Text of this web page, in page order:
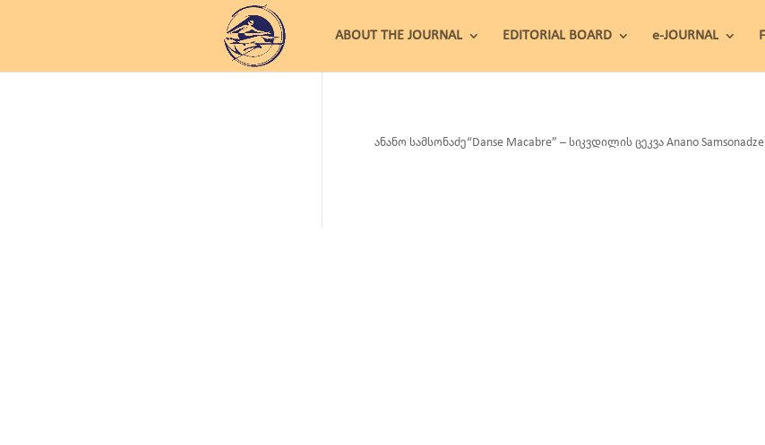
ABOUT THE JOURNAL EDITORIAL BOARD e-JOURNAL
ანანო სამსონაძე“Danse Macabre” – სიკვდილის ცეკვა Anano